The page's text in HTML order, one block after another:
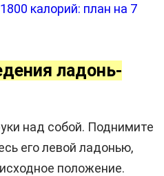
калорий: план на 7
ладонь-
над собой. Поднимите
его левой ладонью,
положение.